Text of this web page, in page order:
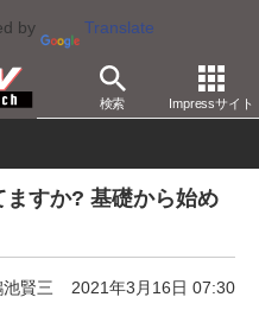
by Translate
検索 Impressサイト
ますか? 基礎から始め
池賢三 2021年3月16日 07:30